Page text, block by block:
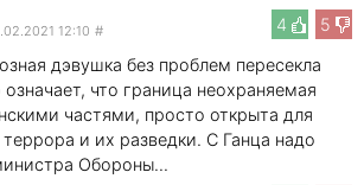
4
5
12:10 #
дэвушка без проблем пересекла
означает, что граница неохраняемая
частями, просто открыта для
и их разведки. С Ганца надо
Обороны...